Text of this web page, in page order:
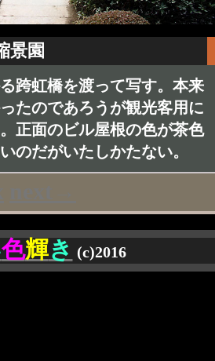
景園
跨虹橋を渡って写す。本来
たのであろうが観光客用に
正面のビル屋根の色が茶色
のだがいたしかたない。
色輝き (c)2016